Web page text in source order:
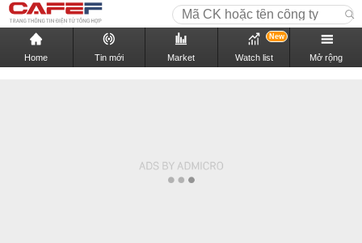
Home Tin mới Market Watch list
New
Mở rộng